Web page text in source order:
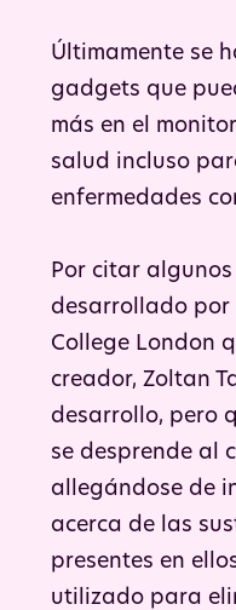
Últimamente se
gadgets que
más en el
salud incluso
enfermedades
Por citar
desarrollado por
College London
creador, Zoltan
desarrollo, pero
se desprende al
allegándose de
acerca de las
presentes en
utilizado para